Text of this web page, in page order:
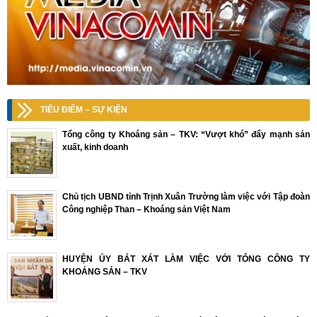
TIÊU ĐIỂM – SỰ KIỆN
Tổng công ty Khoáng sản – TKV: “Vượt khó” đẩy mạnh sản
xuất, kinh doanh
Chủ tịch UBND tỉnh Trịnh Xuân Trường làm việc với Tập đoàn
Công nghiệp Than – Khoáng sản Việt Nam
HUYỆN ỦY BÁT XÁT LÀM VIỆC VỚI TỔNG CÔNG TY
KHOÁNG SẢN – TKV